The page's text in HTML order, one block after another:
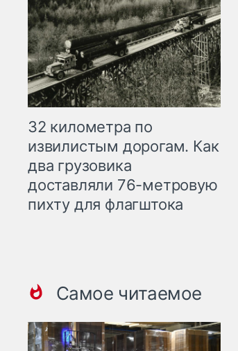
32 километра по
извилистым дорогам. Как
два грузовика
доставляли 76-метровую
пихту для флагштока
Самое читаемое